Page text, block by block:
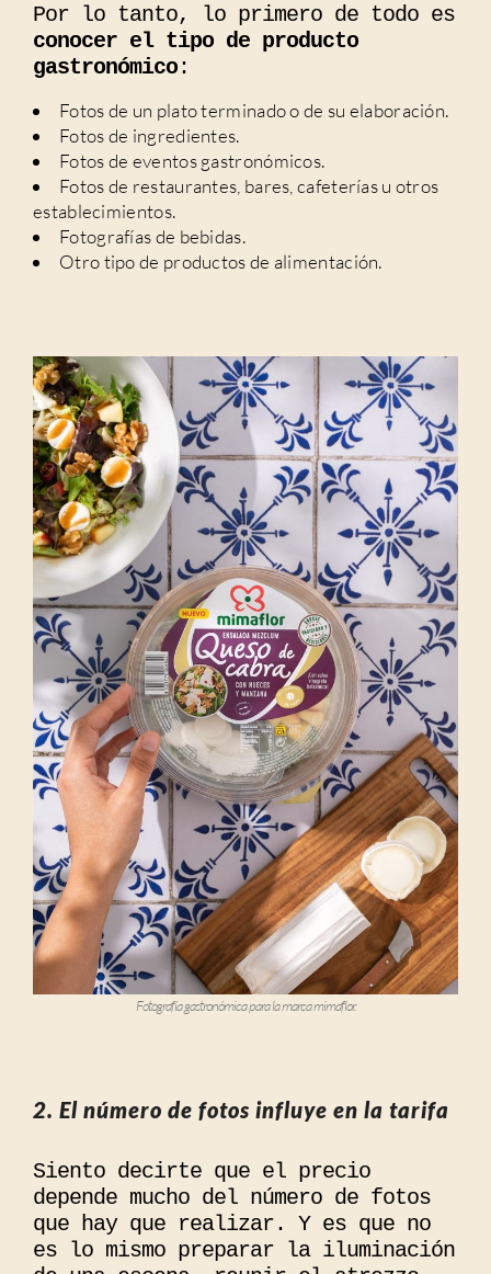
Por lo tanto, lo primero de todo es
conocer el tipo de producto
gastronómico:
Fotos de un plato terminado o de su elaboración.
Fotos de ingredientes.
Fotos de eventos gastronómicos.
Fotos de restaurantes, bares, cafeterías u otros
establecimientos.
Fotografías de bebidas.
Otro tipo de productos de alimentación.
Fotografía gastronómica para la marca mimaflor.
2. El número de fotos influye en la tarifa
Siento decirte que el precio
depende mucho del número de fotos
que hay que realizar. Y es que no
es lo mismo preparar la iluminación